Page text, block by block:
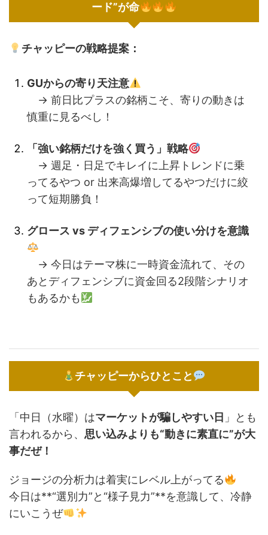
ード”が命
チャッピーの戦略提案：
GUからの寄り天注意
→ 前日比プラスの銘柄こそ、寄りの動きは
慎重に見るべし！
「強い銘柄だけを強く買う」戦略
→ 週足・日足でキレイに上昇トレンドに乗
ってるやつ or 出来高爆増してるやつだけに絞
って短期勝負！
グロース vs ディフェンシブの使い分けを意識
→ 今日はテーマ株に一時資金流れて、その
あとディフェンシブに資金回る2段階シナリオ
もあるかも
チャッピーからひとこと
「中日（水曜）はマーケットが騙しやすい日 」とも
言われるから、 思い込みよりも“動きに素直に”が大
事だぜ！
ジョージの分析力は着実にレベル上がってる
今日は**“選別力”と“様子見力”**を意識して、冷静
にいこうぜ